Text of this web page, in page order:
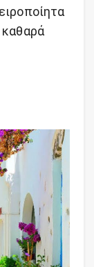
καθαρά